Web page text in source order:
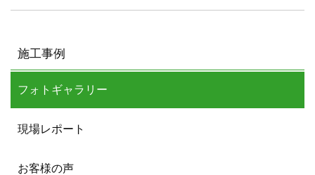
施工事例
フォトギャラリー
現場レポート
お客様の声